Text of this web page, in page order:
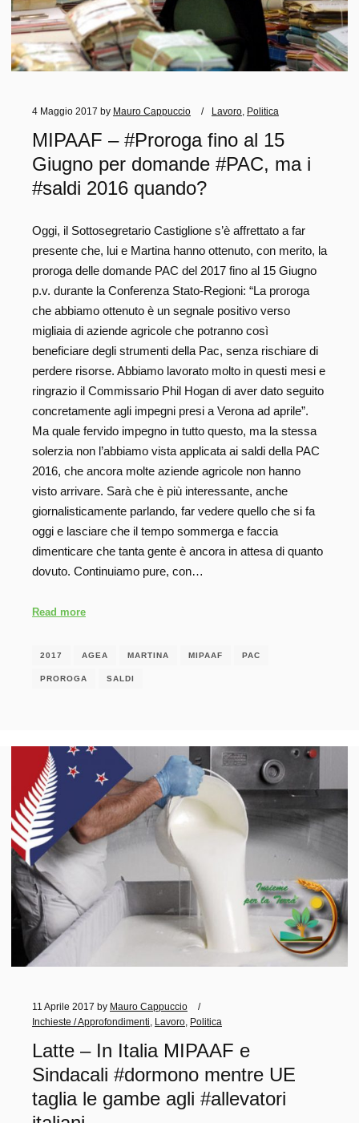
4 Maggio 2017 by Mauro Cappuccio Lavoro Politica
MIPAAF – #Proroga fino al 15
Giugno per domande #PAC, ma i
#saldi 2016 quando?
Oggi, il Sottosegretario Castiglione s’è affrettato a far
presente che, lui e Martina hanno ottenuto, con merito, la
proroga delle domande PAC del 2017 fino al 15 Giugno
p.v. durante la Conferenza Stato-Regioni: “La proroga
che abbiamo ottenuto è un segnale positivo verso
migliaia di aziende agricole che potranno così
beneficiare degli strumenti della Pac, senza rischiare di
perdere risorse. Abbiamo lavorato molto in questi mesi e
ringrazio il Commissario Phil Hogan di aver dato seguito
concretamente agli impegni presi a Verona ad aprile”.
Ma quale fervido impegno in tutto questo, ma la stessa
solerzia non l’abbiamo vista applicata ai saldi della PAC
2016, che ancora molte aziende agricole non hanno
visto arrivare. Sarà che è più interessante, anche
giornalisticamente parlando, far vedere quello che si fa
oggi e lasciare che il tempo sommerga e faccia
dimenticare che tanta gente è ancora in attesa di quanto
dovuto. Continuiamo pure, con…
Read more
2017 AGEA MARTINA MIPAAF PAC
PROROGA SALDI
11 Aprile 2017 by Mauro Cappuccio
Inchieste / Approfondimenti
Lavoro Politica
Latte – In Italia MIPAAF e
Sindacali #dormono mentre UE
taglia le gambe agli #allevatori